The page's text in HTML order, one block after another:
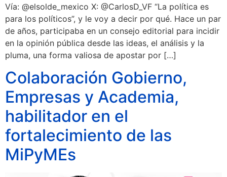
Vía: @elsolde_mexico X: @CarlosD_VF “La política es
para los políticos”, y le voy a decir por qué. Hace un par
de años, participaba en un consejo editorial para incidir
en la opinión pública desde las ideas, el análisis y la
pluma, una forma valiosa de apostar por […]
Colaboración Gobierno,
Empresas y Academia,
habilitador en el
fortalecimiento de las
MiPyMEs